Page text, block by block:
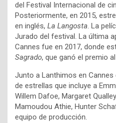
del Festival Internacional de
Posteriormente, en 2015,
en inglés, La Langosta. La
Jurado del festival. La última
Cannes fue en 2017, donde
Sagrado, que ganó el premio
Junto a Lanthimos en
de estrellas que incluye a
Willem Dafoe, Margaret
Mamoudou Athie, Hunter
equipo de producción.